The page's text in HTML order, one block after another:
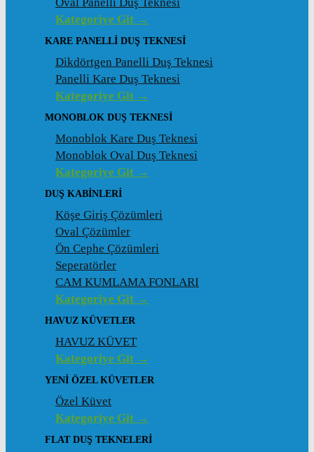
Kategoriye Git →
KARE PANELLI DUŞ TEKNESI
Dikdörtgen Panelli Duş Teknesi
Panelli Kare Duş Teknesi
Kategoriye Git →
MONOBLOK DUŞ TEKNESI
Monoblok Kare Duş Teknesi
Monoblok Oval Duş Teknesi
Kategoriye Git →
DUŞ KABINLERI
Köşe Giriş Çözümleri
Oval Çözümler
Ön Cephe Çözümleri
Seperatörler
CAM KUMLAMA FONLARI
Kategoriye Git →
HAVUZ KÜVETLER
HAVUZ KÜVET
Kategoriye Git →
YENI ÖZEL KÜVETLER
Özel Küvet
Kategoriye Git →
FLAT DUŞ TEKNELERI